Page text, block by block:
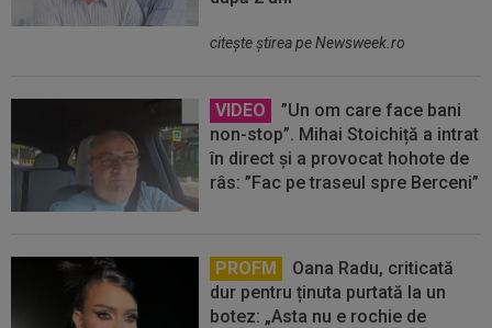
citeşte ştirea pe Newsweek.ro
VIDEO
”Un om care face bani
non-stop”. Mihai Stoichiță a intrat
în direct și a provocat hohote de
râs: ”Fac pe traseul spre Berceni”
PROFM
Oana Radu, criticată
dur pentru ținuta purtată la un
botez: „Asta nu e rochie de